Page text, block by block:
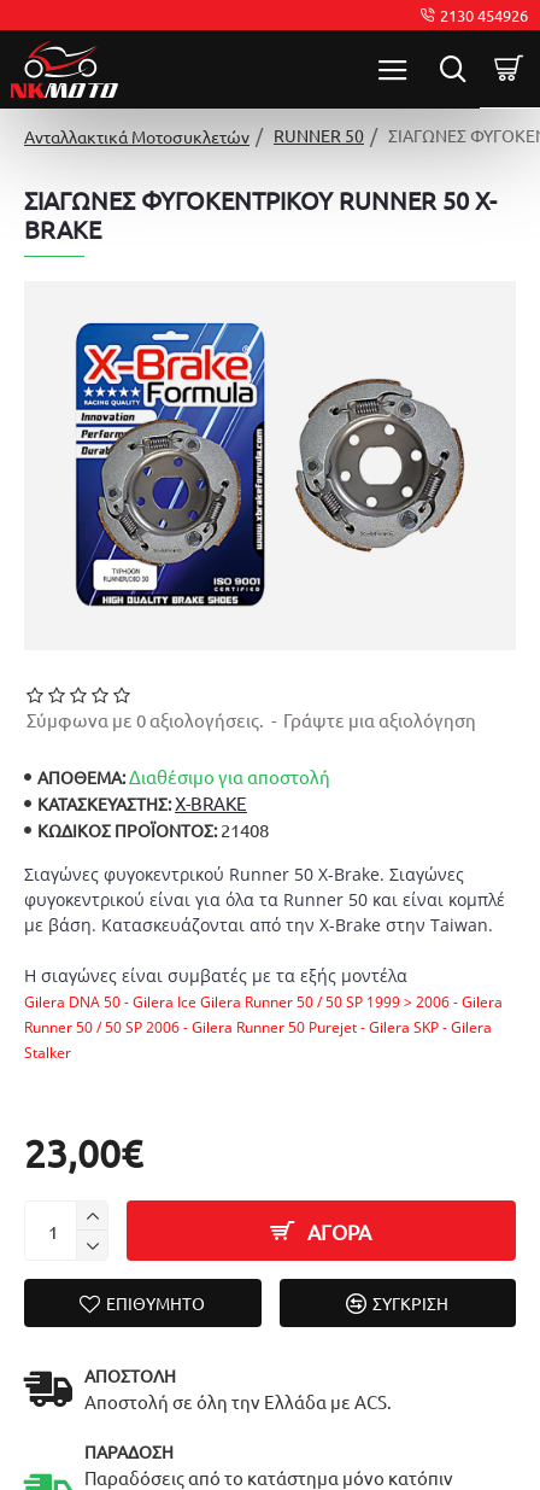
2130 454926
Ανταλλακτικά Μοτοσυκλετών RUNNER 50 ΣΙΑΓΩΝΕΣ
ΣΙΑΓΩΝΕΣ ΦΥΓΟΚΕΝΤΡΙΚΟΥ RUNNER 50 X-
BRAKE
Σιαγώνες φυγοκεντρικού Runner 50 X-Brake. Σιαγώνες
φυγοκεντρικού είναι για όλα τα Runner 50 και είναι κομπλέ
με βάση. Κατασκευάζονται από την X-Brake στην Taiwan.
Η σιαγώνες είναι συμβατές με τα εξής μοντέλα
Gilera DNA 50 - Gilera Ice Gilera Runner 50 / 50 SP 1999 > 2006 - Gilera
Runner 50 / 50 SP 2006 - Gilera Runner 50 Purejet - Gilera SKP - Gilera
Stalker
ΑΠΟΘΕΜΑ:Διαθέσιμο για αποστολή
ΚΑΤΑΣΚΕΥΑΣΤΉΣ:X-BRAKE
ΚΩΔΙΚΌΣ ΠΡΟΪΌΝΤΟΣ: 21408
Σύμφωνα με 0 αξιολογήσεις. - Γράψτε μια αξιολόγηση
23,00€
ΑΓΟΡΑ
ΕΠΙΘΥΜΗΤΌ ΣΎΓΚΡΙΣΗ
ΑΠΟΣΤΟΛΉ
Αποστολή σε όλη την Ελλάδα με ACS.
ΠΑΡΆΔΟΣΗ
Παραδόσεις από το κατάστημα μόνο κατόπιν